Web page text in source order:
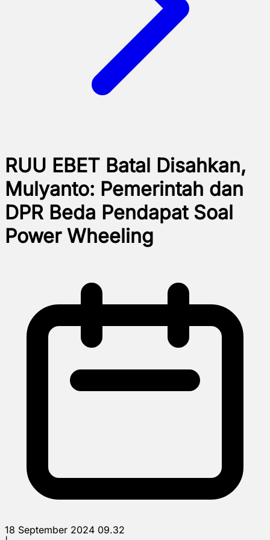
RUU EBET Batal Disahkan,
Mulyanto: Pemerintah dan
DPR Beda Pendapat Soal
Power Wheeling
18 September 2024 09.32